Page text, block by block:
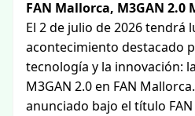
FAN Mallorca, M3GAN 2.0
El 2 de julio de 2026 tendrá
acontecimiento destacado
tecnología y la innovación:
M3GAN 2.0 en FAN
anunciado bajo el título